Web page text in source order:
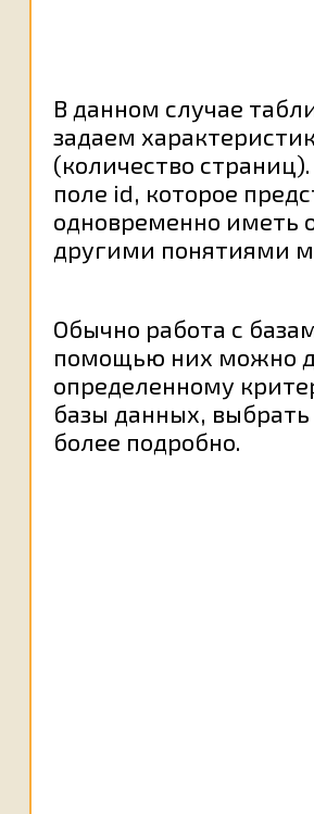
В данном случае
задаем
(количество
поле id, которое
одновременно иметь
другими понятиями
Обычно работа с
помощью них можно
определенному
базы данных,
более подробно.